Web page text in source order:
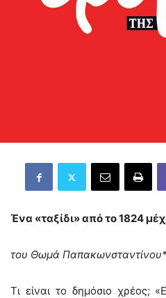
Ένα «ταξίδι» από το 1824
του Θωμά
Τι είναι το δημόσιο χρέος;